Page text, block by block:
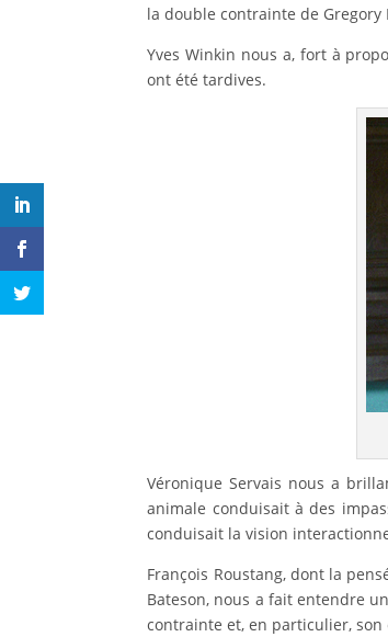
la double contrainte de Gregory
Yves Winkin nous a, fort à
ont été tardives.
Véronique Servais nous a
animale conduisait à des
conduisait la vision
François Roustang, dont la
Bateson, nous a fait entendre
contrainte et, en particulier,